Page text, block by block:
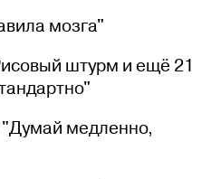
мозга"
штурм и ещё 21
медленно,